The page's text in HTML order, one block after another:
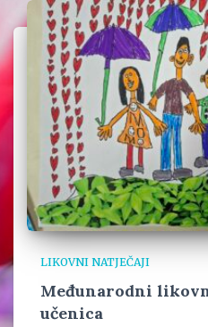
LIKOVNI NATJEČAJI
Međunarodni
učenica